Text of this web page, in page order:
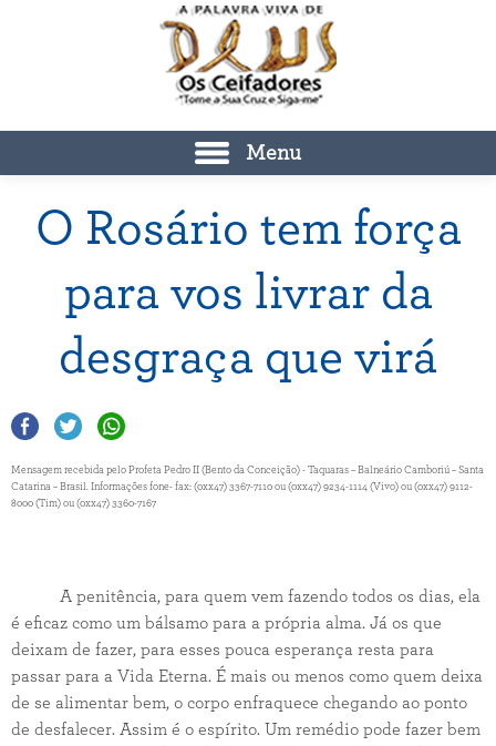
Menu
O Rosário tem força
para vos livrar da
desgraça que virá
Mensagem recebida pelo Profeta Pedro II (Bento da Conceição) - Taquaras – Balneário Camboriú – Santa
Catarina – Brasil. Informações fone- fax: (0xx47) 3367-7110 ou (0xx47) 9234-1114 (Vivo) ou (0xx47) 9112-
8000 (Tim) ou (0xx47) 3360-7167
A penitência, para quem vem fazendo todos os dias, ela
é eficaz como um bálsamo para a própria alma. Já os que
deixam de fazer, para esses pouca esperança resta para
passar para a Vida Eterna. É mais ou menos como quem deixa
de se alimentar bem, o corpo enfraquece chegando ao ponto
de desfalecer. Assim é o espírito. Um remédio pode fazer bem